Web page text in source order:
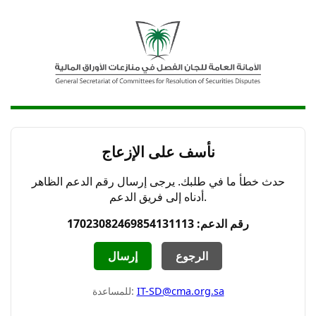
نأسف على الإزعاج
حدث خطأ ما في طلبك. يرجى إرسال رقم الدعم الظاهر
أدناه إلى فريق الدعم.
رقم الدعم: 17023082469854131113
إرسال الرجوع
للمساعدة: IT-SD@cma.org.sa